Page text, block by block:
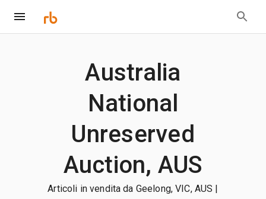
Australia
National
Unreserved
Auction, AUS
Articoli in vendita da Geelong, VIC, AUS |